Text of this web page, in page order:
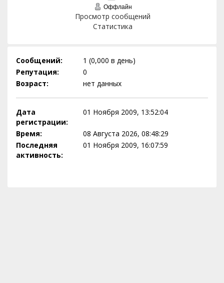
Оффлайн
Просмотр сообщений
Статистика
Сообщений:
1 (0,000 в день)
Репутация:
0
Возраст:
нет данных
Дата
регистрации:
01 Ноября 2009, 13:52:04
Время:
08 Августа 2026, 08:48:29
Последняя
активность:
01 Ноября 2009, 16:07:59